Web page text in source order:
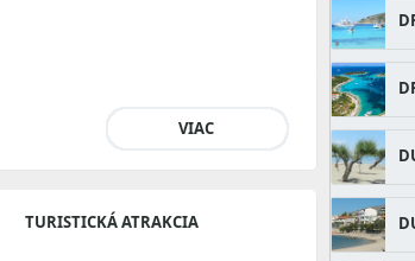
VIAC
TURISTICKÁ ATRAKCIA